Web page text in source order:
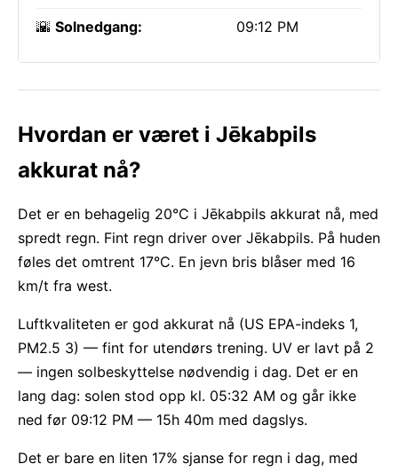
🌇 Solnedgang: 09:12 PM
Hvordan er været i Jēkabpils
akkurat nå?
Det er en behagelig 20°C i Jēkabpils akkurat nå, med
spredt regn. Fint regn driver over Jēkabpils. På huden
føles det omtrent 17°C. En jevn bris blåser med 16
km/t fra west.
Luftkvaliteten er god akkurat nå (US EPA-indeks 1,
PM2.5 3) — fint for utendørs trening. UV er lavt på 2
— ingen solbeskyttelse nødvendig i dag. Det er en
lang dag: solen stod opp kl. 05:32 AM og går ikke
ned før 09:12 PM — 15h 40m med dagslys.
Det er bare en liten 17% sjanse for regn i dag, med